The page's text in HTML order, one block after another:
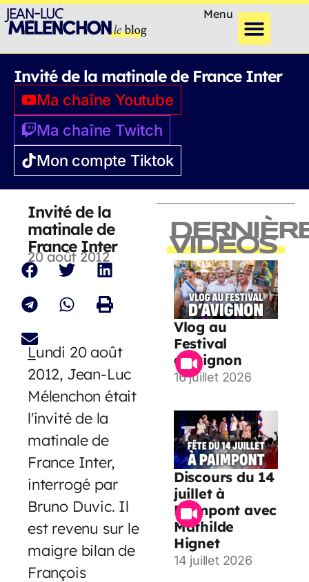
Menu
Invité de la matinale de France Inter
Ma chaîne Youtube
Ma chaîne Twitch
Mon compte Tiktok
Invité de la
matinale de
France Inter
20 août 2012
Lundi 20 août
2012, Jean-Luc
Mélenchon était
l'invité de la
matinale de
France Inter,
interrogé par
Bruno Duvic. Il
est revenu sur le
maigre bilan de
François
VIDEOS
Vlog au
Festival
d’Avignon
16 juillet 2026
Discours du 14
juillet à
Paimpont avec
Mathilde
Hignet
14 juillet 2026